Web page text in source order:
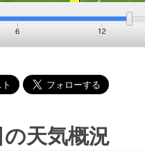
天気概況